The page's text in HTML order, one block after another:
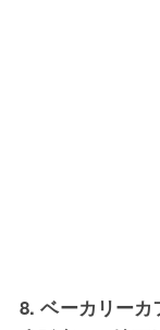
8. ベーカリー